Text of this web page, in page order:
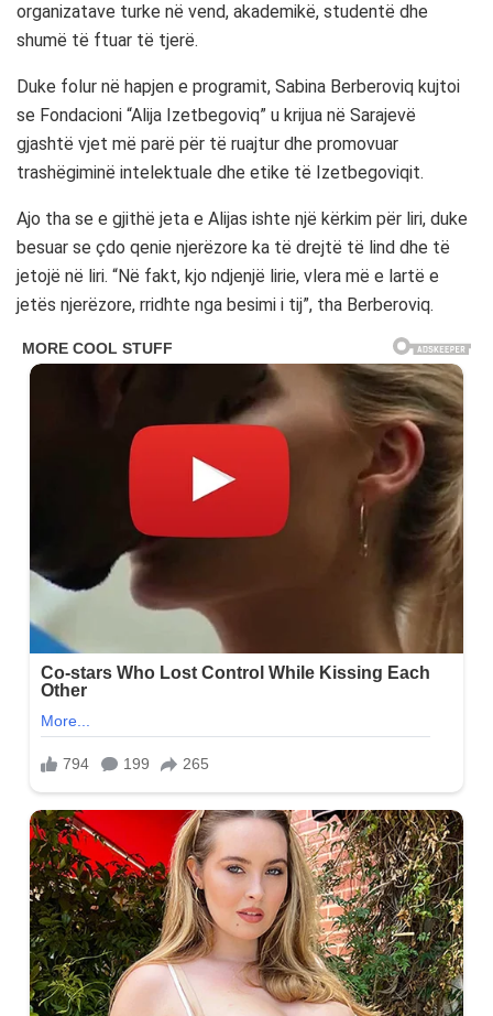
organizatave turke në vend, akademikë, studentë dhe
shumë të ftuar të tjerë.
Duke folur në hapjen e programit, Sabina Berberoviq kujtoi
se Fondacioni “Alija Izetbegoviq” u krijua në Sarajevë
gjashtë vjet më parë për të ruajtur dhe promovuar
trashëgiminë intelektuale dhe etike të Izetbegoviqit.
Ajo tha se e gjithë jeta e Alijas ishte një kërkim për liri, duke
besuar se çdo qenie njerëzore ka të drejtë të lind dhe të
jetojë në liri. “Në fakt, kjo ndjenjë lirie, vlera më e lartë e
jetës njerëzore, rridhte nga besimi i tij”, tha Berberoviq.